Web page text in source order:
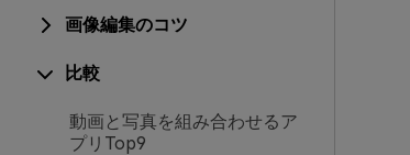
画像編集のコツ
比較
動画と写真を組み合わせるア
プリTop9